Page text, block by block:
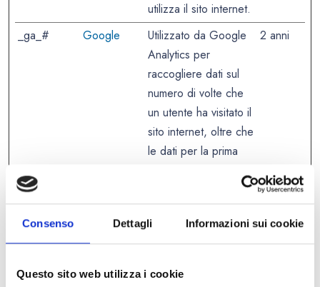
Consenso Dettagli Informazioni sui cookie
Questo sito web utilizza i cookie
utilizza il sito internet.
_ga_# Google
Utilizzato da Google
Analytics per
raccogliere dati sul
numero di volte che
un utente ha visitato il
sito internet, oltre che
le dati per la prima
2 anni
_gat Google
Utilizzato da Google
richieste
1 giorno